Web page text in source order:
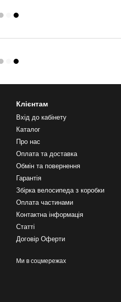
Клієнтам
Вхід до кабінету
Каталог
Про нас
Оплата та доставка
Обмін та повернення
Гарантія
Збірка велосипеда з коробки
Оплата частинами
Контактна інформація
Статті
Договір Оферти
Ми в соцмережах